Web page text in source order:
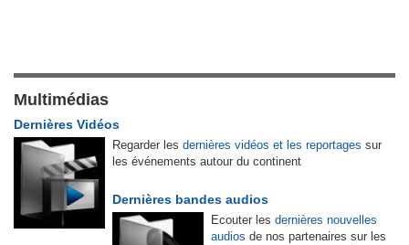
Multimédias
Dernières Vidéos
Regarder les dernières vidéos et les reportages sur
les événements autour du continent
Dernières bandes audios
Ecouter les dernières nouvelles
audios de nos partenaires sur les